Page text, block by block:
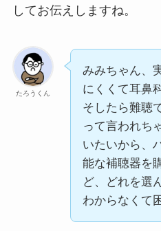
してお伝えしますね。
たろうくん
みみちゃん、
にくくて耳鼻
そしたら難聴
って言われち
いたいから、
能な補聴器を
ど、どれを選
わからなくて